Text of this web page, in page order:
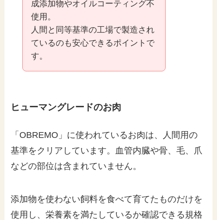
成添加物やオイルコーティング不
使用。
人間と同等基準の工場で製造され
ているのも安心できるポイントで
す。
ヒューマングレードのお肉
「OBREMO」に使われているお肉は、人間用の
基準をクリアしています。血管内臓や骨、毛、爪
などの部位は含まれていません。
添加物を使わない飼料を食べて育てたものだけを
使用し、栄養素を満たしているか確認できる規格